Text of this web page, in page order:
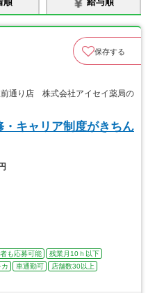
保存する
通り店 株式会社アイセイ薬局の
・キャリア制度がきちん
も応募可能
残業月10ｈ以下
車通勤可
店舗数30以上